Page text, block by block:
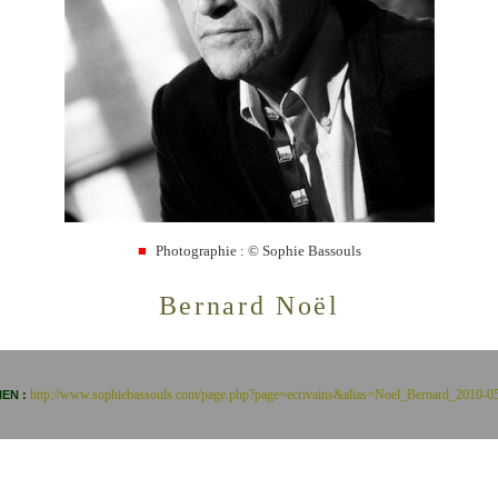
■ Photographie : © Sophie Bassouls
Bernard Noël
: http://www.sophiebassouls.com/page.php?page=ecrivains&alias=Noel_Bernard_2010-